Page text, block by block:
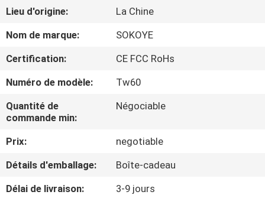
SUJET
DE
NOUS
VISITE
D'USINE
CONTRÔLE
DE
QUALITÉ
Lieu d'origine:
La Chine
Nom de marque:
SOKOYE
Certification:
CE FCC RoHs
Numéro de modèle:
Tw60
Quantité de
commande min:
Négociable
Prix:
negotiable
Détails d'emballage:
Boîte-cadeau
Délai de livraison:
3-9 jours